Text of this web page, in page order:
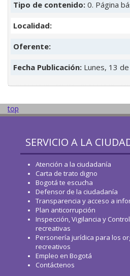
Tipo de contenido: 0. Página
Localidad:
Oferente:
Fecha Publicación: Lunes, 13
top
SERVICIO A LA
Atención a la ciudadanía
Carta de trato digno
Bogotá te escucha
Defensor de la ciudadanía
Transparencia y acceso a
Plan anticorrupción
Inspección, Vigilancia y
recreativas
Personería jurídica para los
recreativos
Empleo en Bogotá
Contáctenos